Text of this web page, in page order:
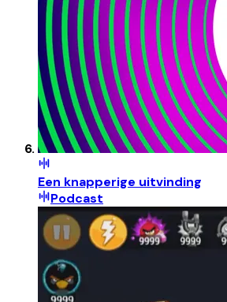
Een knapperige uitvinding
Podcast